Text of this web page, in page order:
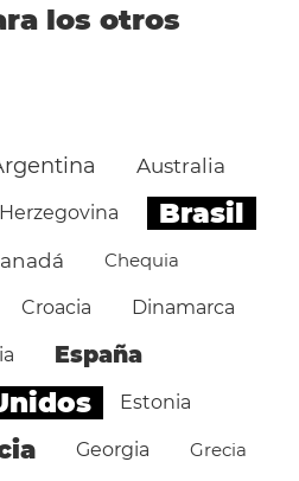
los otros
Australia
Brasil
Chequia
Croacia Dinamarca
España
Estonia
Georgia Grecia